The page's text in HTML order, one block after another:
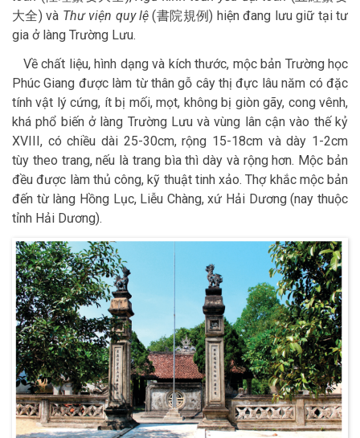
大全) và Thư viện quy lệ(書院規例) hiện đang lưu giữ tại tư
gia ở làng Trường Lưu.
Về chất liệu, hình dạng và kích thước, mộc bản Trường học
Phúc Giang được làm từ thân gỗ cây thị đực lâu năm có đặc
tính vật lý cứng, ít bị mối, mọt, không bị giòn gãy, cong vênh,
khá phổ biến ở làng Trường Lưu và vùng lân cận vào thế kỷ
XVIII, có chiều dài 25-30cm, rộng 15-18cm và dày 1-2cm
tùy theo trang, nếu là trang bìa thì dày và rộng hơn. Mộc bản
đều được làm thủ công, kỹ thuật tinh xảo. Thợ khắc mộc bản
đến từ làng Hồng Lục, Liễu Chàng, xứ Hải Dương (nay thuộc
tỉnh Hải Dương).